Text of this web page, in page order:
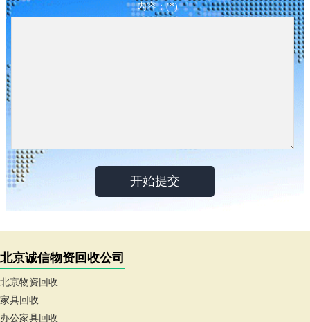
内容：(*)
北京诚信物资回收公司
北京物资回收
家具回收
办公家具回收